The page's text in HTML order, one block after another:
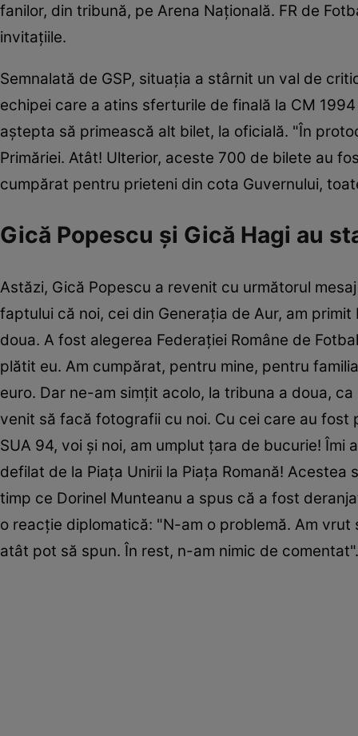
fanilor, din tribună, pe Arena Națională. FR de
invitațiile.
Semnalată de GSP, situația a stârnit un val de
echipei care a atins sferturile de finală la CM
aştepta să primească alt bilet, la oficială. "În
Primăriei. Atât! Ulterior, aceste 700 de bilete au
cumpărat pentru prieteni din cota Guvernului,
Gică Popescu și Gică Hagi au
Astăzi, Gică Popescu a revenit cu următorul
faptului că noi, cei din Generaţia de Aur, am
doua. A fost alegerea Federației Române de
plătit eu. Am cumpărat, pentru mine, pentru
euro. Dar ne-am simţit acolo, la tribuna a doua,
venit să facă fotografii cu noi. Cu cei care au fost
SUA 94, voi şi noi, am umplut ţara de bucurie!
defilat de la Piaţa Unirii la Piaţa Romană!
timp ce Dorinel Munteanu a spus că a fost
o reacție diplomatică: "N-am o problemă. Am
atât pot să spun. În rest, n-am nimic de comentat".